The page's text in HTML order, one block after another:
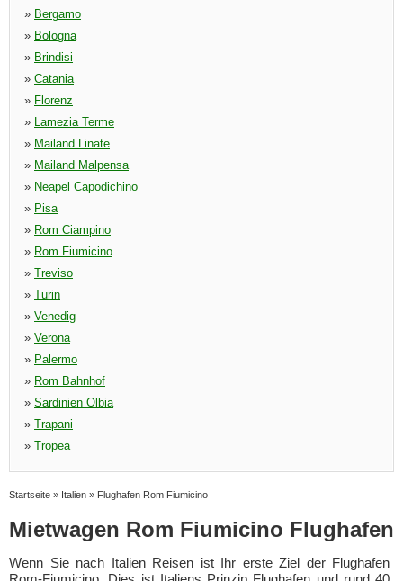
» Bergamo
» Bologna
» Brindisi
» Catania
» Florenz
» Lamezia Terme
» Mailand Linate
» Mailand Malpensa
» Neapel Capodichino
» Pisa
» Rom Ciampino
» Rom Fiumicino
» Treviso
» Turin
» Venedig
» Verona
» Palermo
» Rom Bahnhof
» Sardinien Olbia
» Trapani
» Tropea
Startseite » Italien » Flughafen Rom Fiumicino
Mietwagen Rom Fiumicino Flughafen
Wenn Sie nach Italien Reisen ist Ihr erste Ziel der Flughafen